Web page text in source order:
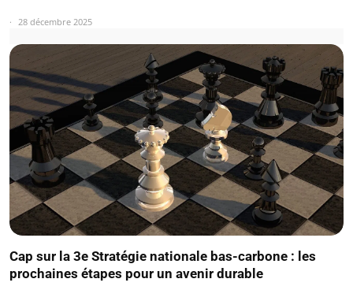
28 décembre 2025
Cap sur la 3e Stratégie nationale bas-carbone : les
prochaines étapes pour un avenir durable